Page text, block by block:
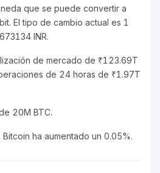
que se puede convertir a
El tipo de cambio actual es 1
INR.
de mercado de ₹123.69T
de 24 horas de ₹1.97T
20M BTC.
Bitcoin ha aumentado un 0.05%.